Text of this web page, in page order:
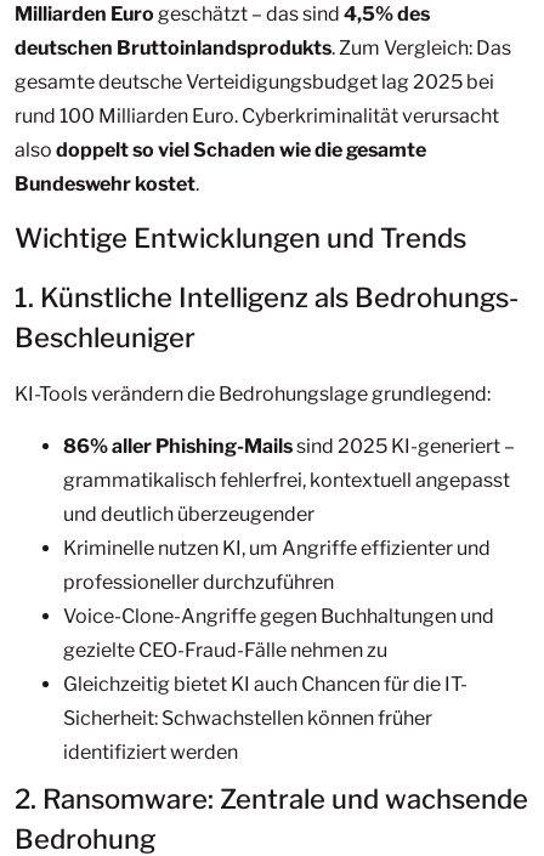
Milliarden Euro geschätzt – das sind 4,5% des
deutschen Bruttoinlandsprodukts. Zum Vergleich: Das
gesamte deutsche Verteidigungsbudget lag 2025 bei
rund 100 Milliarden Euro. Cyberkriminalität verursacht
also doppelt so viel Schaden wie die gesamte
Bundeswehr kostet.
Wichtige Entwicklungen und Trends
1. Künstliche Intelligenz als Bedrohungs-
Beschleuniger
KI-Tools verändern die Bedrohungslage grundlegend:
86% aller Phishing-Mailssind 2025 KI-generiert –
grammatikalisch fehlerfrei, kontextuell angepasst
und deutlich überzeugender
Kriminelle nutzen KI, um Angriffe effizienter und
professioneller durchzuführen
Voice-Clone-Angriffe gegen Buchhaltungen und
gezielte CEO-Fraud-Fälle nehmen zu
Gleichzeitig bietet KI auch Chancen für die IT-
Sicherheit: Schwachstellen können früher
identifiziert werden
2. Ransomware: Zentrale und wachsende
Bedrohung